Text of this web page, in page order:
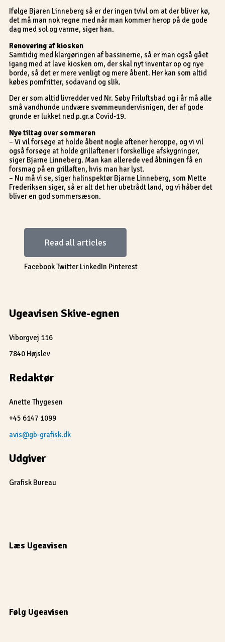
Ifølge Bjaren Linneberg så er der ingen tvivl om at der bliver kø,
det må man nok regne med når man kommer herop på de gode
dag med sol og varme, siger han.
Renovering af kiosken
Samtidig med klargøringen af bassinerne, så er man også gået
igang med at lave kiosken om, der skal nyt inventar op og nye
borde, så det er mere venligt og mere åbent. Her kan som altid
købes pomfritter, sodavand og slik.
Der er som altid livredder ved Nr. Søby Friluftsbad og i år må alle
små vandhunde undvære svømmeundervisnigen, der af gode
grunde er lukket ned p.gr.a Covid-19.
Nye tiltag over sommeren
– Vi vil forsøge at holde åbent nogle aftener heroppe, og vi vil
også forsøge at holde grillaftener i forskellige afskygninger,
siger Bjarne Linneberg. Man kan allerede ved åbningen få en
forsmag på en grillaften, hvis man har lyst.
– Nu må vi se, siger halinspektør Bjarne Linneberg, som Mette
Frederiksen siger, så er alt det her ubetrådt land, og vi håber det
bliver en god sommersæson.
Read all articles
FacebookTwitter LinkedIn Pinterest
Ugeavisen Skive-egnen
Viborgvej 116
7840 Højslev
Redaktør
Anette Thygesen
+45 6147 1099
avis@gb-grafisk.dk
Udgiver
Grafisk Bureau
Læs Ugeavisen
Følg Ugeavisen